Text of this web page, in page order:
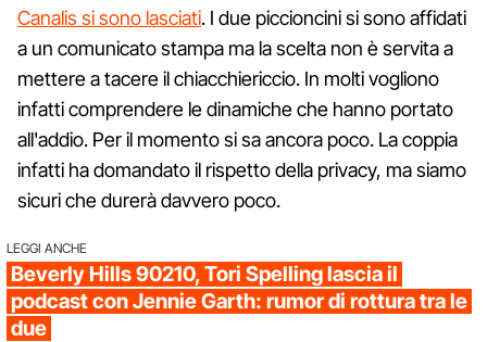
Canalis si sono lasciati. I due piccioncini si sono affidati
a un comunicato stampa ma la scelta non è servita a
mettere a tacere il chiacchiericcio. In molti vogliono
infatti comprendere le dinamiche che hanno portato
all'addio. Per il momento si sa ancora poco. La coppia
infatti ha domandato il rispetto della privacy, ma siamo
sicuri che durerà davvero poco.
LEGGI ANCHE
Beverly Hills 90210, Tori Spelling lascia il
podcast con Jennie Garth: rumor di rottura tra le
due